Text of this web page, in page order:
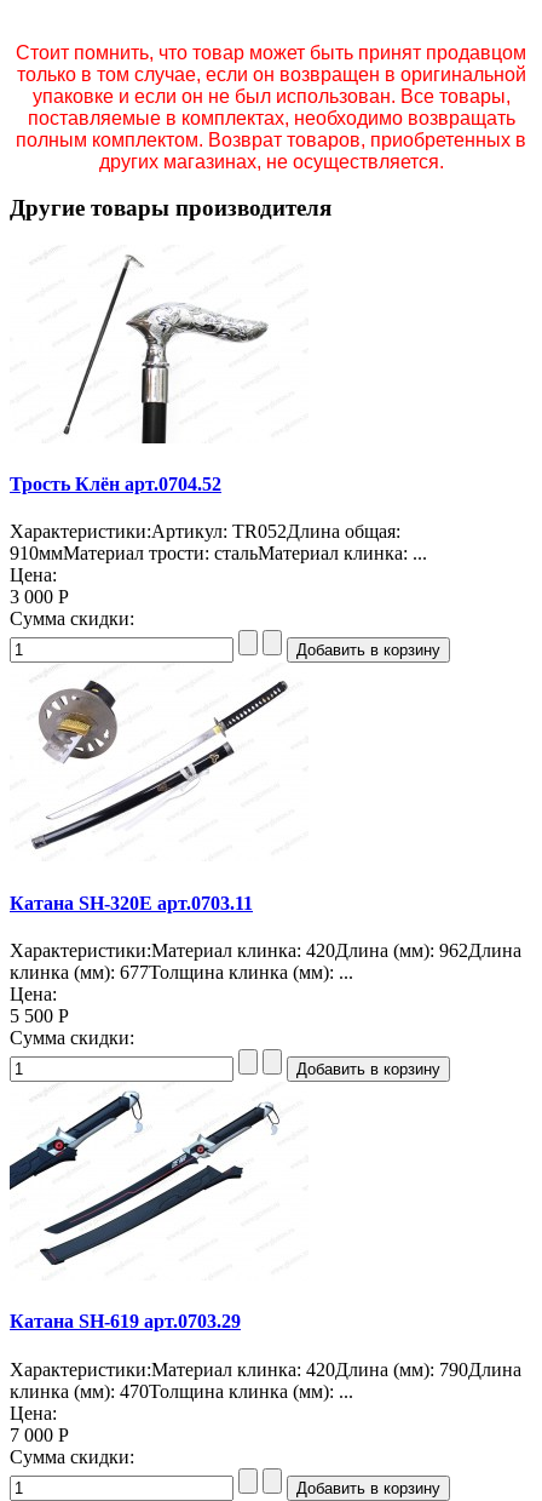
Стоит помнить, что товар может быть принят продавцом
только в том случае, если он возвращен в оригинальной
упаковке и если он не был использован. Все товары,
поставляемые в комплектах, необходимо возвращать
полным комплектом. Возврат товаров, приобретенных в
других магазинах, не осуществляется.
Другие товары производителя
Трость Клён арт.0704.52
Характеристики:Артикул: TR052Длина общая:
910ммМатериал трости: стальМатериал клинка: ...
Цена:
3 000 Р
Сумма скидки:
Катана SH-320E арт.0703.11
Характеристики:Материал клинка: 420Длина (мм): 962Длина
клинка (мм): 677Толщина клинка (мм): ...
Цена:
5 500 Р
Сумма скидки:
Катана SH-619 арт.0703.29
Характеристики:Материал клинка: 420Длина (мм): 790Длина
клинка (мм): 470Толщина клинка (мм): ...
Цена:
7 000 Р
Сумма скидки: